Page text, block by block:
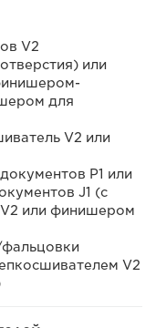
V2
или
для
V2 или
P1 или
J1 (с
или финишером
фальцовки
V2